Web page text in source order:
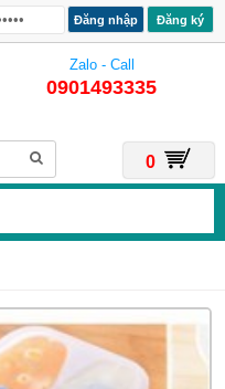
Đăng ký
Zalo - Call
0901493335
0